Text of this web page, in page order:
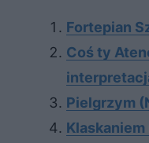
Fortepian
Coś ty
Pielgrzym
Klaskaniem